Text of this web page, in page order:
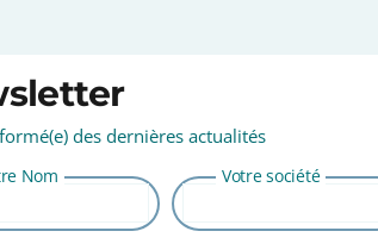
des dernières actualités
Nom Votre société